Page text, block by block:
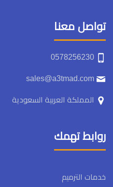
تواصل معنا
المملكة العربية السعودية
روابط تهمك
خدمات الترميم